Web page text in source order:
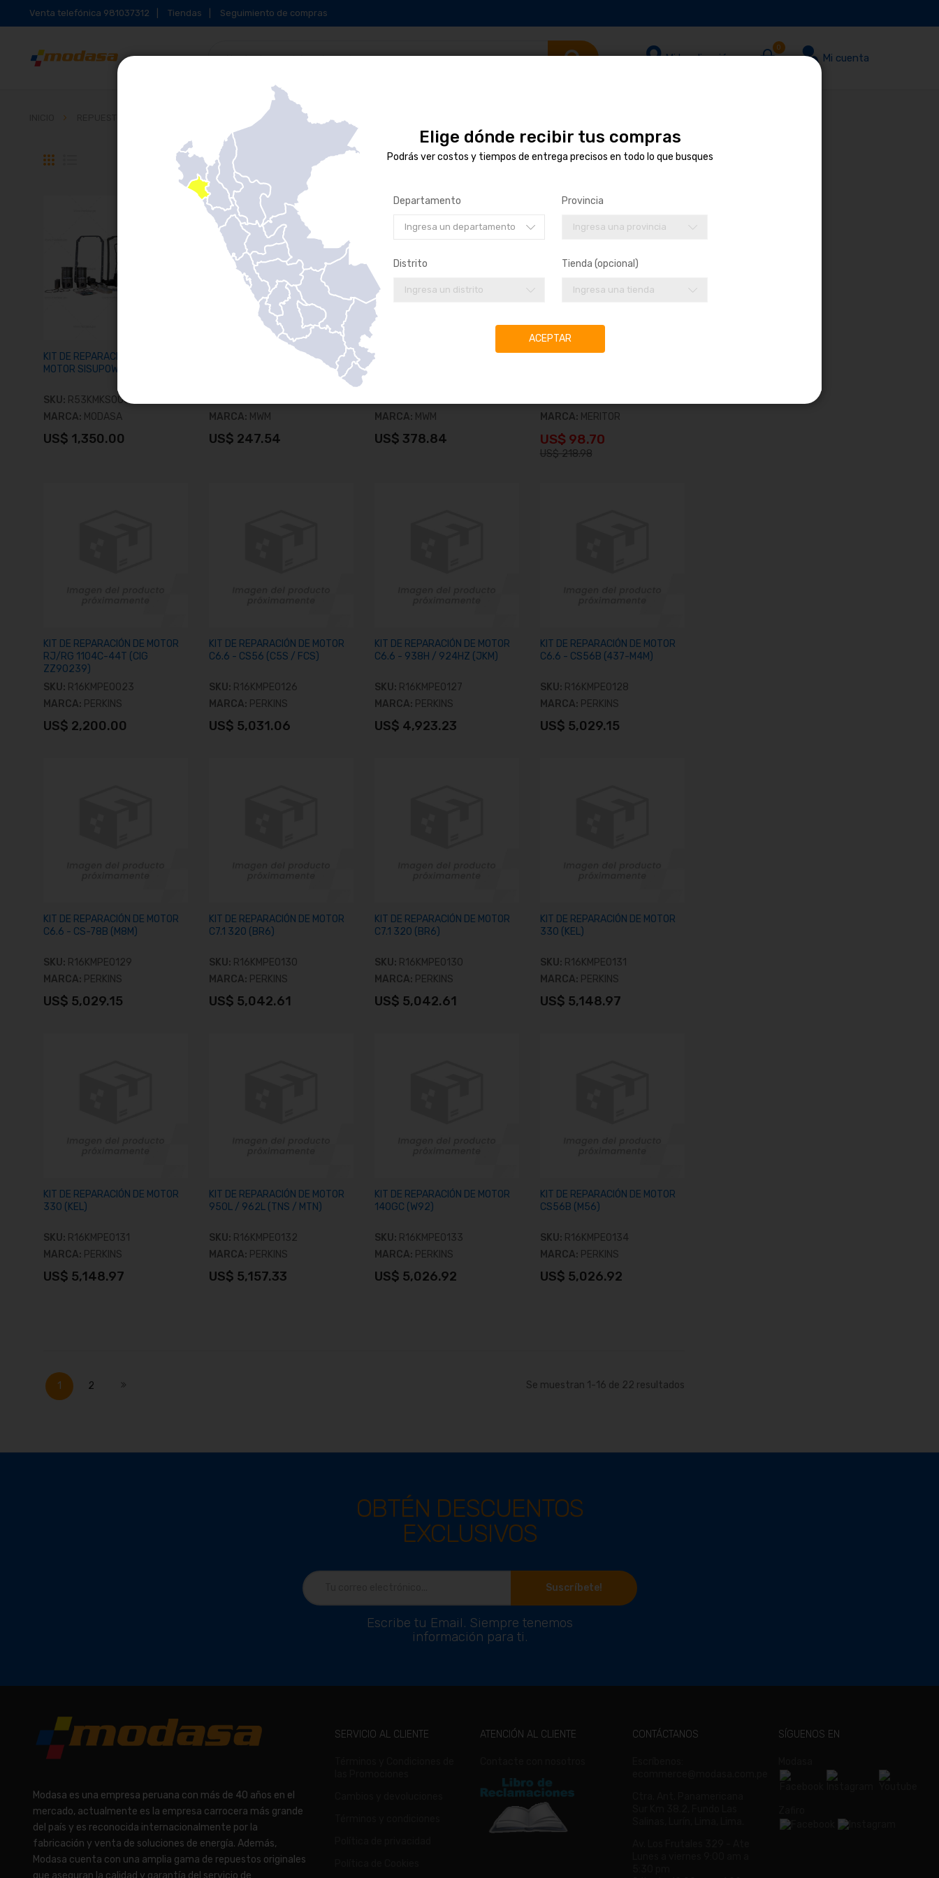
Venta telefónica 981037312 Tiendas Seguimiento de compras
Mi localización
0
Mi cuenta
KITS DE REPARACIÓN
Parrilla Se muestran 1-16 de 22resultados
KIT DE REPARACIÓN PARA
MOTOR SISUPOWER 420DS
SKU: R53KMKS0001
MARCA: MODASA
US$ 1,350.00
KIT DE REPARACION DE 1
MARCA: MWM
US$ 247.54
KIT DE REPARACION DE 2
MARCA: MWM
US$ 378.84
KIT DE REPARACIÓN DE
MARCA: MERITOR
US$ 98.70
US$ 218.98
KIT DE REPARACIÓN DE MOTOR
RJ/RG 1104C-44T (CIG
ZZ90239)
SKU: R16KMPE0023
MARCA: PERKINS
US$ 2,200.00
KIT DE REPARACIÓN DE MOTOR
C6.6 - CS56 (C5S / FCS)
SKU: R16KMPE0126
MARCA: PERKINS
US$ 5,031.06
KIT DE REPARACIÓN DE MOTOR
C6.6 - 938H / 924HZ (JKM)
SKU: R16KMPE0127
MARCA: PERKINS
US$ 4,923.23
KIT DE REPARACIÓN DE MOTOR
C6.6 - CS56B (437-M4M)
SKU: R16KMPE0128
MARCA: PERKINS
US$ 5,029.15
KIT DE REPARACIÓN DE MOTOR
C6.6 - CS-78B (M8M)
SKU: R16KMPE0129
MARCA: PERKINS
US$ 5,029.15
KIT DE REPARACIÓN DE MOTOR
C7.1 320 (BR6)
SKU: R16KMPE0130
MARCA: PERKINS
US$ 5,042.61
KIT DE REPARACIÓN DE MOTOR
C7.1 320 (BR6)
SKU: R16KMPE0130
MARCA: PERKINS
US$ 5,042.61
KIT DE REPARACIÓN DE MOTOR
330 (KEL)
SKU: R16KMPE0131
MARCA: PERKINS
US$ 5,148.97
KIT DE REPARACIÓN DE MOTOR
330 (KEL)
SKU: R16KMPE0131
MARCA: PERKINS
US$ 5,148.97
KIT DE REPARACIÓN DE MOTOR
950L / 962L (TNS / MTN)
SKU: R16KMPE0132
MARCA: PERKINS
US$ 5,157.33
KIT DE REPARACIÓN DE MOTOR
140GC (W92)
SKU: R16KMPE0133
MARCA: PERKINS
US$ 5,026.92
KIT DE REPARACIÓN DE MOTOR
CS56B (M56)
SKU: R16KMPE0134
MARCA: PERKINS
US$ 5,026.92
Página
Actualmente estás leyendo página
1 2 Siguiente Se muestran 1 -16 de 22 resultados
OBTÉN DESCUENTOS
EXCLUSIVOS
Suscríbete!
Escribe tu Email. Siempre tenemos
información para ti.
Modasa es una empresa peruana con más de 40 años en el
mercado, actualmente es la empresa carrocera más grande
del país y es reconocida internacionalmente por la
fabricación y venta de soluciones de energía. Además,
Modasa cuenta con una amplia gama de repuestos originales
que aseguran la calidad y garantía del servicio de
SERVICIO AL CLIENTE ATENCIÓN AL CLIENTE CONTÁCTANOS SÍGUENOS EN
Elige dónde recibir tus compras
Podrás ver costos y tiempos de entrega precisos en todo lo que busques
Departamento
Ingresa un departamento
Provincia
Ingresa una provincia
Distrito
Ingresa un distrito
Tienda (opcional)
Ingresa una tienda
ACEPTAR